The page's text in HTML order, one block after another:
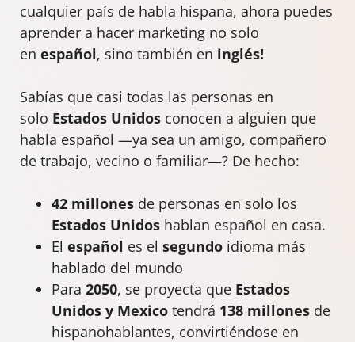
cualquier país de habla hispana, ahora puedes
aprender a hacer marketing no solo
en español, sino también en inglés!
Sabías que casi todas las personas en
solo Estados Unidos conocen a alguien que
habla español —ya sea un amigo, compañero
de trabajo, vecino o familiar—? De hecho:
42 millones de personas en solo los
Estados Unidos hablan español en casa.
El español es el segundo idioma más
hablado del mundo
Para 2050, se proyecta que Estados
Unidos y Mexico tendrá 138 millones de
hispanohablantes, convirtiéndose en